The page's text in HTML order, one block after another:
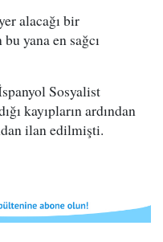
alacağı bir
yana en sağcı
Sosyalist
kayıpların ardından
ilan edilmişti.